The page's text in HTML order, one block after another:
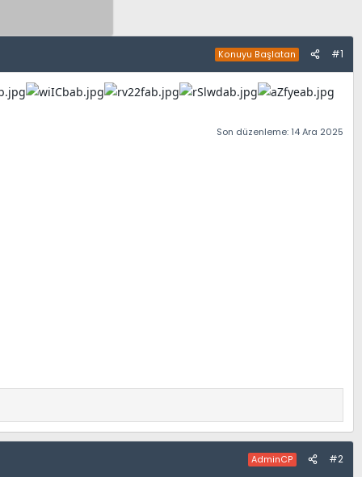
Konuyu Başlatan #1
Son düzenleme: 14 Ara 2025
AdminCP #2